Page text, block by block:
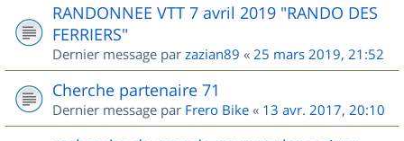
RANDONNEE VTT 7 avril 2019 "RANDO DES
FERRIERS"
Dernier message par zazian89 « 25 mars 2019, 21:52
Cherche partenaire 71
Dernier message par Frero Bike « 13 avr. 2017, 20:10